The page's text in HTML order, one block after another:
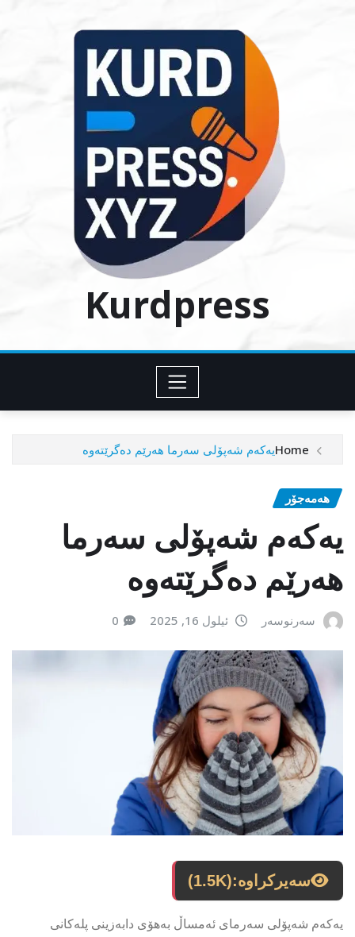
Kurdpress
Homeیەكەم شەپۆلی سەرما هەرێم دەگرێتەوە
هەمەجۆر
یەكەم شەپۆلی سەرما
هەرێم دەگرێتەوە
سەرنوسەر ئیلول 16, 2025 0
سەیرکراوە:(1.5K)
یەكەم شەپۆلی سەرمای ئەمساڵ بەهۆی دابەزینی پلەكانی